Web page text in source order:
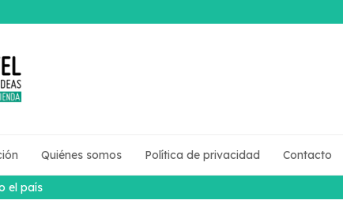
el país
Quiénes somos Política de privacidad Contacto